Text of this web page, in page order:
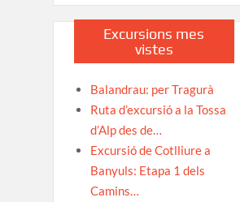
Excursions mes
vistes
Balandrau: per Tragurà
Ruta d’excursió a la Tossa
d’Alp des de…
Excursió de Cotlliure a
Banyuls: Etapa 1 dels
Camins…